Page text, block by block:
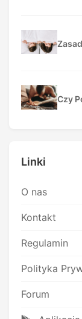
Czy
Linki
O nas
Kontakt
Regulamin
Polityka
Forum